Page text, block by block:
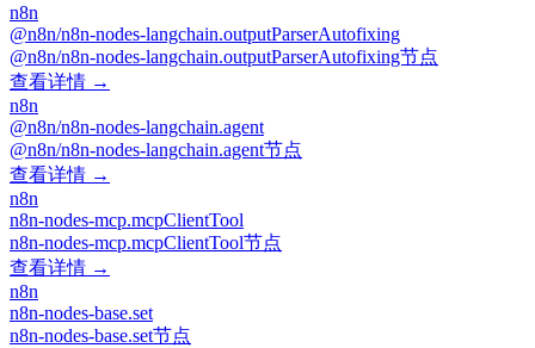
n8n
@n8n/n8n-nodes-langchain.outputParserAutofixing
@n8n/n8n-nodes-langchain.outputParserAutofixing节点
查看详情 →
n8n
@n8n/n8n-nodes-langchain.agent
@n8n/n8n-nodes-langchain.agent节点
查看详情 →
n8n
n8n-nodes-mcp.mcpClientTool
n8n-nodes-mcp.mcpClientTool节点
查看详情 →
n8n
n8n-nodes-base.set
n8n-nodes-base.set节点